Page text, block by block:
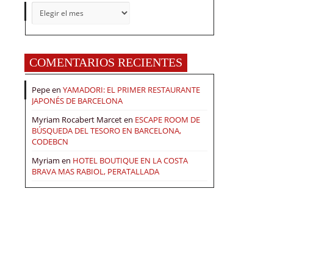
ARCHIVOS
COMENTARIOS RECIENTES
Pepeen YAMADORI: EL PRIMER RESTAURANTE
JAPONÉS DE BARCELONA
Myriam Rocabert Marceten ESCAPE ROOM DE
BÚSQUEDA DEL TESORO EN BARCELONA,
CODEBCN
Myriam en HOTEL BOUTIQUE EN LA COSTA
BRAVA MAS RABIOL, PERATALLADA